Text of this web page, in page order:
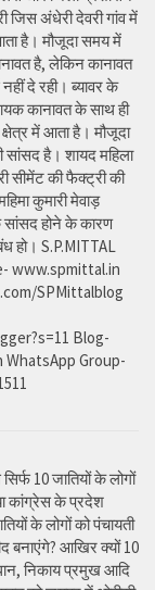
जिस अंधेरी देवरी गांव में
है। मौजूदा समय में
है, लेकिन कानावत
दे रही। ब्यावर के
कानावत के साथ ही
में आता है। मौजूदा
सांसद है। शायद महिला
सीमेंट की फैक्ट्री की
कुमारी मेवाड़
सांसद होने के कारण
हो। S.P.MITTAL
www.spmittal.in
SPMittalblog
Blog-
Group-
10 जातियों के लोगों
कांग्रेस के प्रदेश
के लोगों को पंचायती
बनाएंगे? आखिर क्यों 10
निकाय प्रमुख आदि